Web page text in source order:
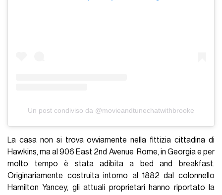
Un post condiviso da @movieandtunechatwithbrooke
La casa non si trova ovviamente nella fittizia cittadina di
Hawkins, ma al 906 East 2nd Avenue Rome, in Georgia e per
molto tempo è stata adibita a bed and breakfast.
Originariamente costruita intorno al 1882 dal colonnello
Hamilton Yancey, gli attuali proprietari hanno riportato la